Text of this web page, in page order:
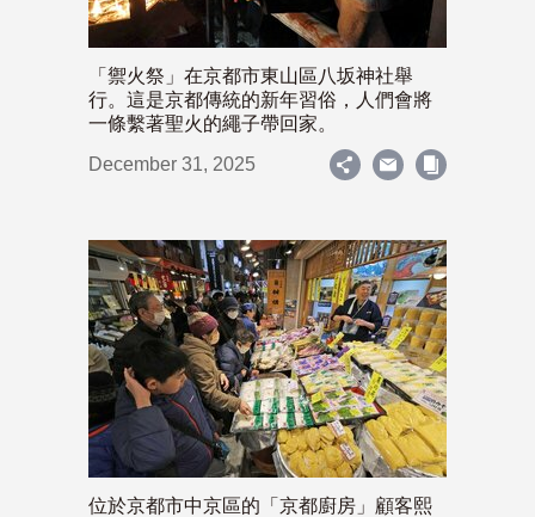
「禦火祭」在京都市東山區八坂神社舉
行。這是京都傳統的新年習俗，人們會將
一條繫著聖火的繩子帶回家。
December 31, 2025
位於京都市中京區的「京都廚房」顧客熙